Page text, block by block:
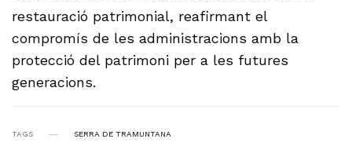
restauració patrimonial, reafirmant el
compromís de les administracions amb la
protecció del patrimoni per a les futures
generacions.
TAGS SERRA DE TRAMUNTANA